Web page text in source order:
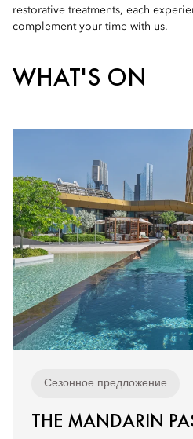
restorative treatments, each
complement your time with us.
WHAT'S ON
Сезонное предложение
THE MANDARIN